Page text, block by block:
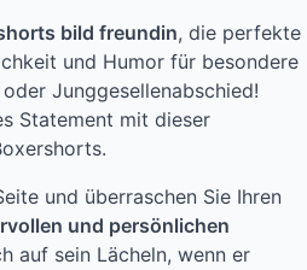
bild freundin, die perfekte
und Humor für besondere
Junggesellenabschied!
Statement mit dieser
und überraschen Sie Ihren
und persönlichen
auf sein Lächeln, wenn er